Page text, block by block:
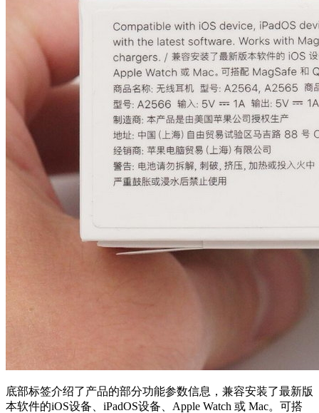
底部标签介绍了产品的部分功能参数信息，兼容安装了最新版
本软件的iOS设备、iPadOS设备、Apple Watch 或 Mac。可搭